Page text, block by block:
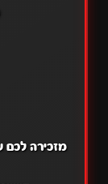
מזכירה